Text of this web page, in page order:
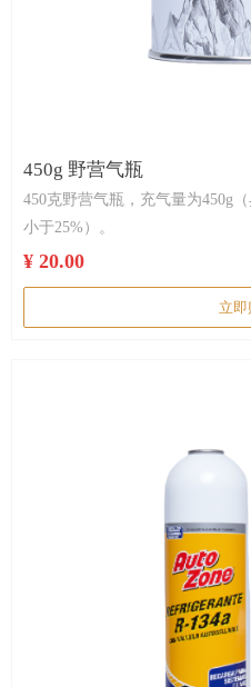
450g 野营气瓶
450克野营气瓶，充气量为450g
小于25%）。
¥ 20.00
立